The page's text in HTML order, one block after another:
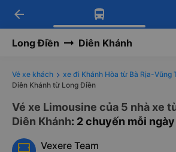
Tải app Vexere ngay!
Nhận ưu đãi thành viên độc
Tải app Vexere
-30k/ghế khi đặt vé máy bay
arrow_back
Long Điền Diên Khánh
Vé xe khách xe đi Khánh Hòa từ Bà Rịa-Vũng
Diên Khánh từ Long Điền
Vé xe Limousine của 5 nhà xe
Diên Khánh: 2 chuyến mỗi ngày
Vexere Team